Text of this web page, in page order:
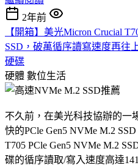
2年前
【開箱】美光Micron Crucial
SSD，破萬循序讀寫速度再往
硬碟
硬體 數位生活
不久前，在美光科技協辦的一
快的PCle Gen5 NVMe M.2
T705 PCle Gen5 NVMe M.2
碟的循序讀取/寫入速度高達